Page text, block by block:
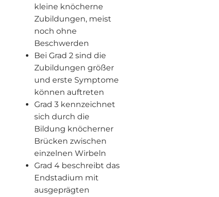
kleine knöcherne
Zubildungen, meist
noch ohne
Beschwerden
Bei Grad 2 sind die
Zubildungen größer
und erste Symptome
können auftreten
Grad 3 kennzeichnet
sich durch die
Bildung knöcherner
Brücken zwischen
einzelnen Wirbeln
Grad 4 beschreibt das
Endstadium mit
ausgeprägten